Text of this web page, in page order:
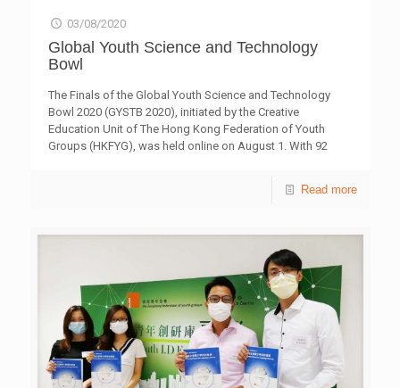
密柏雨中學 生化蟹膠布 季軍 迦密柏雨中學 出皮走塑 優異獎
基督教宣道會宣基中學 基於YOLO網絡實現的香港手語餐廳
優異獎 順德聯誼總會翁祐中學 智能藥袋 研究項目 獎項 學
巧用碳酸鈣「微粒」 亞軍 聖保祿學校 合成納米粒子分解亞
硝酸離子和硝酸離子 季軍 瑪利諾神父教會學校 利用雙重中
國連環演算法快速產生格雷碼[…]
的小冰（化名）在父母關係破裂的環境下成長，她因為渴望
得到愛而亂交異性朋友，令她飽受傷害。離家出走的一年，
她過著擔驚受怕的日子，反思到不能再這樣傷害自己，決心
誘。小冰感受到父親的關懷，並以積極正面的態度報答父
親，珍惜自己。 本年度的青協「重新出發」青年嘉許計劃
已經是第七屆，共有8位年齡介乎15至30歲的得獎者，部分
青年曾經吸毒、或因不同的犯罪行為被捕，經過家人關懷及
和成長需要。 青協「青年違法防治中心」透過轄下地區外
導治療；另外亦推動專業協作和研發倡導。「青法網」和
「違法防治熱線8100 9669」，為公眾提供青少年犯罪違規
的資訊和求助方法。青協於上環永利街亦為有需要的青少年
提供短期住宿服務。 青協青年違法防治中心熱線︰8100
9669 「青法網」︰ycpc.hkfyg.org.hk 青協「重新出發」
青年嘉許計劃得獎青年簡介 朱輝 17歲時因好奇及朋輩影
響，開始接觸毒品，吸毒令他與家人關係疏離，身體機能受
損，還被控以藏毒罪。他在進行戒毒期間，接觸信仰，決心
03/08/2020
Global Youth Science and Technology
Bowl
The Finals of the Global Youth Science and Technology
Bowl 2020 (GYSTB 2020), initiated by the Creative
Education Unit of The Hong Kong Federation of Youth
Groups (HKFYG), was held online on August 1. With 92
presentations of innovative science and technology
Prize in their respective categories. A “Study on the Anti-
reflux ability of Chinese Yam using Novel Gastro-
oesophageal Model” by[…]
Read more